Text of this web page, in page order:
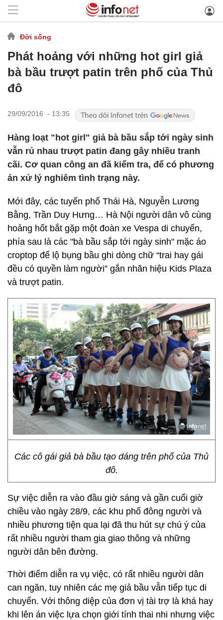
Đời sống
Phát hoảng với những hot girl giả
bà bầu trượt patin trên phố của Thủ
đô
29/09/2016 - 13:35
Hàng loạt "hot girl" giả bà bầu sắp tới ngày sinh
vẫn rủ nhau trượt patin đang gây nhiều tranh
cãi. Cơ quan công an đã kiểm tra, để có phương
án xử lý nghiêm tình trạng này.
Mới đây, các tuyến phố Thái Hà, Nguyễn Lương
Bằng, Trần Duy Hưng… Hà Nội người dân vô cùng
hoảng hốt bắt gặp một đoàn xe Vespa di chuyển,
phía sau là các "bà bầu sắp tới ngày sinh" mặc áo
croptop để lộ bụng bầu ghi dòng chữ “trai hay gái
đều có quyền làm người” gắn nhãn hiệu Kids Plaza
và trượt patin.
Các cô gái giả bà bầu tạo dáng trên phố của Thủ
đô.
Sự việc diễn ra vào đầu giờ sáng và gần cuối giờ
chiều vào ngày 28/9, các khu phố đông người và
nhiều phương tiện qua lại đã thu hút sự chú ý của
rất nhiều người tham gia giao thông và những
người dân bên đường.
Thời điểm diễn ra vụ việc, có rất nhiều người dân
can ngăn, tuy nhiên các mẹ giả bầu vẫn tiếp tục di
chuyển. Với thông diệp của đơn vị tài trợ là khá hay
khi lên án việc lựa chọn giới tính thai nhi nhưng việc